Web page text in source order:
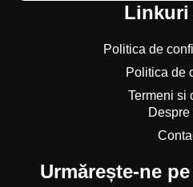
Politica de
Politica de
Termeni si
Despre
Urmărește-ne